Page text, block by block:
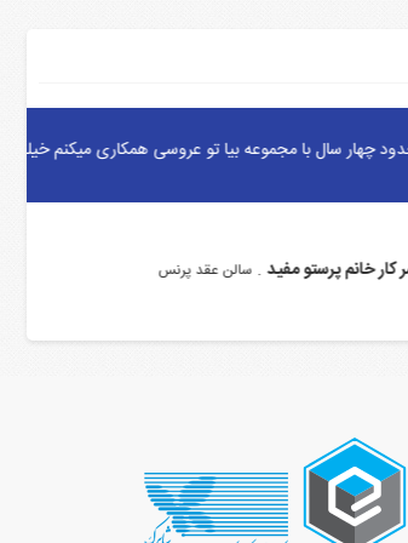
خدمات و برخورد پرنسل مجموعه راضی هستم